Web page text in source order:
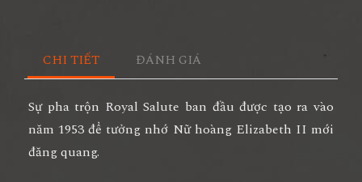
CHI TIẾT ĐÁNH GIÁ
Sự pha trộn Royal Salute ban đầu được tạo ra vào
năm 1953 để tưởng nhớ Nữ hoàng Elizabeth II mới
đăng quang.